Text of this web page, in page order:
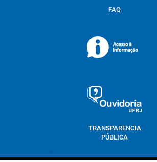
FAQ
TRANSPARENCIA
PÚBLICA